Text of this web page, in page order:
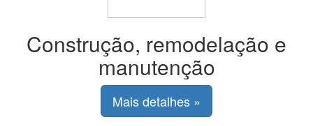
Construção, remodelação e
manutenção
Mais detalhes »